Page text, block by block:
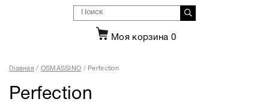
Моя корзина 0
Главная OSMASSINO Perfection
Perfection